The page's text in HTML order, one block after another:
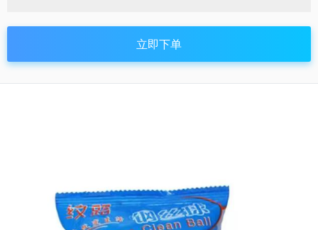
立即下单